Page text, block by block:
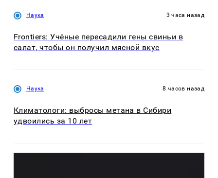
Наука 3 часа назад
Frontiers: Учёные пересадили гены свиньи в
салат, чтобы он получил мясной вкус
Наука 8 часов назад
Климатологи: выбросы метана в Сибири
удвоились за 10 лет